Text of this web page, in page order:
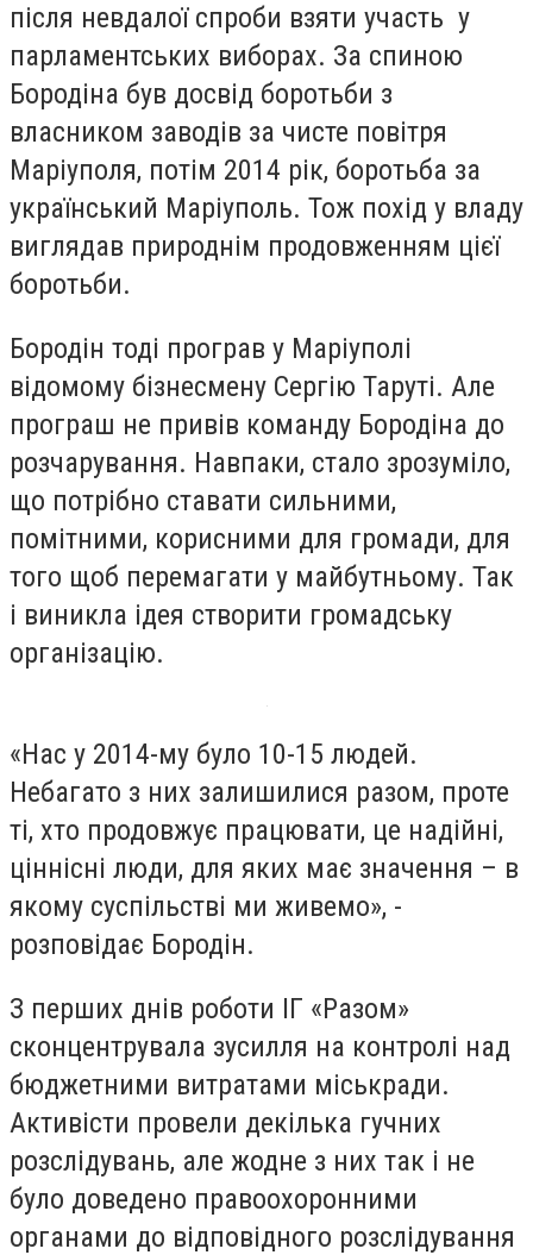
після невдалої спроби взяти участь у
парламентських виборах. За спиною
Бородіна був досвід боротьби з
власником заводів за чисте повітря
Маріуполя, потім 2014 рік, боротьба за
український Маріуполь. Тож похід у владу
виглядав природнім продовженням цієї
боротьби.
Бородін тоді програв у Маріуполі
відомому бізнесмену Сергію Таруті. Але
програш не привів команду Бородіна до
розчарування. Навпаки, стало зрозуміло,
що потрібно ставати сильними,
помітними, корисними для громади, для
того щоб перемагати у майбутньому. Так
і виникла ідея створити громадську
організацію.
«Нас у 2014-му було 10-15 людей.
Небагато з них залишилися разом, проте
ті, хто продовжує працювати, це надійні,
ціннісні люди, для яких має значення – в
якому суспільстві ми живемо», -
розповідає Бородін.
З перших днів роботи ІГ «Разом»
сконцентрувала зусилля на контролі над
бюджетними витратами міськради.
Активісти провели декілька гучних
розслідувань, але жодне з них так і не
було доведено правоохоронними
органами до відповідного розслідування